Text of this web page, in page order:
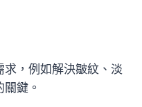
，例如解決皺紋、淡
鍵。